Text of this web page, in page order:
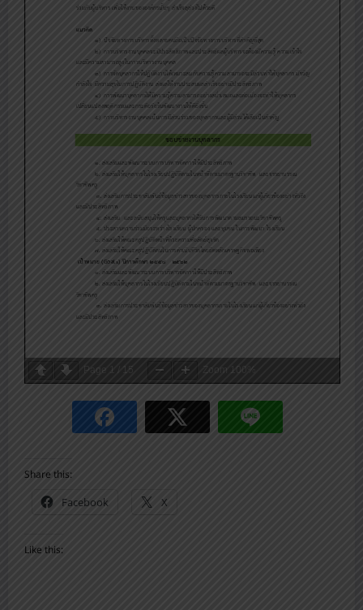
Page 1 / 15 Zoom 100%
Share this:
Facebook
X
Like this: